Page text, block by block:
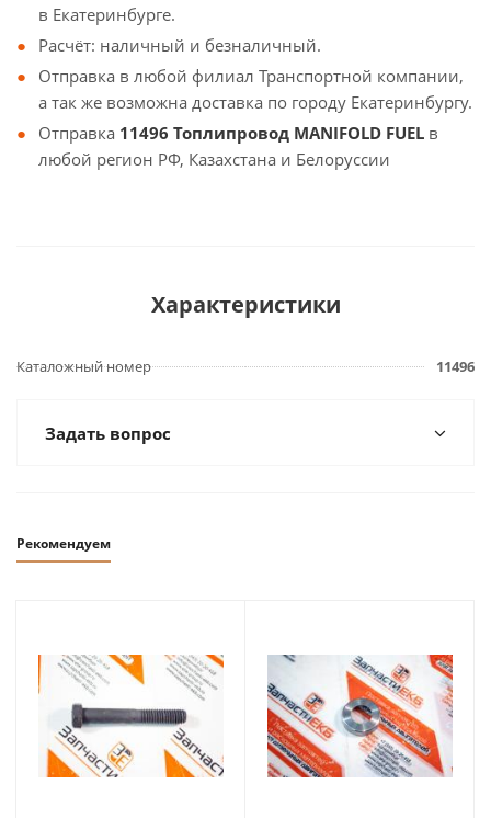
в Екатеринбурге.
Расчёт: наличный и безналичный.
Отправка в любой филиал Транспортной компании,
а так же возможна доставка по городу Екатеринбургу.
Отправка 11496 Топлипровод MANIFOLD FUEL в
любой регион РФ, Казахстана и Белоруссии
Характеристики
Каталожный номер 11496
Задать вопрос
Рекомендуем